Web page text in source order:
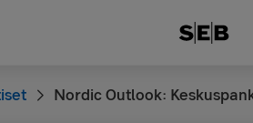
Nordic Outlook: